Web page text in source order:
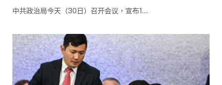
中共政治局今天（30日）召开会议，宣布1…